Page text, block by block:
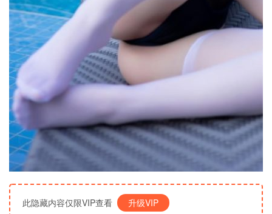
此隐藏内容仅限VIP查看 升级VIP